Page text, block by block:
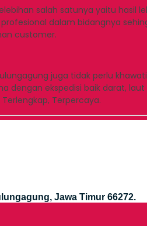
salah satunya yaitu hasil
dalam bidangnya
customer.
juga tidak perlu
dengan ekspedisi baik darat,
Terpercaya.
Jawa Timur 66272.